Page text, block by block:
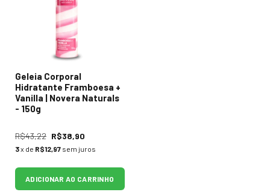
Geleia Corporal
Hidratante Framboesa +
Vanilla | Novera Naturals
- 150g
R$43,22 R$38,90
3x de R$12,97 sem juros
ADICIONAR AO CARRINHO